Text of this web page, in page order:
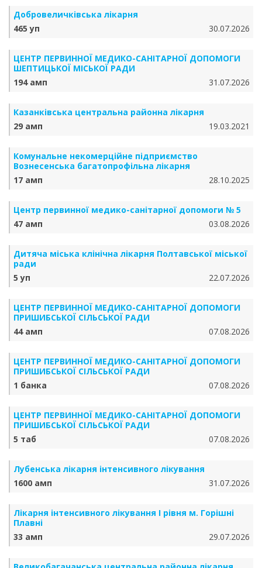
Добровеличківська лікарня
465 уп
30.07.2026
ЦЕНТР ПЕРВИННОЇ МЕДИКО-САНІТАРНОЇ ДОПОМОГИ
ШЕПТИЦЬКОЇ МІСЬКОЇ РАДИ
194 амп
31.07.2026
Казанківська центральна районна лікарня
29 амп
19.03.2021
Комунальне некомерційне підприємство
Вознесенська багатопрофільна лікарня
17 амп
28.10.2025
Центр первинної медико-санітарної допомоги № 5
47 амп
03.08.2026
Дитяча міська клінічна лікарня Полтавської міської
ради
5 уп
22.07.2026
ЦЕНТР ПЕРВИННОЇ МЕДИКО-САНІТАРНОЇ ДОПОМОГИ
ПРИШИБСЬКОЇ СІЛЬСЬКОЇ РАДИ
44 амп
07.08.2026
ЦЕНТР ПЕРВИННОЇ МЕДИКО-САНІТАРНОЇ ДОПОМОГИ
ПРИШИБСЬКОЇ СІЛЬСЬКОЇ РАДИ
1 банка
07.08.2026
ЦЕНТР ПЕРВИННОЇ МЕДИКО-САНІТАРНОЇ ДОПОМОГИ
ПРИШИБСЬКОЇ СІЛЬСЬКОЇ РАДИ
5 таб
07.08.2026
Лубенська лікарня інтенсивного лікування
1600 амп
31.07.2026
Лікарня інтенсивного лікування І рівня м. Горішні
Плавні
33 амп
29.07.2026